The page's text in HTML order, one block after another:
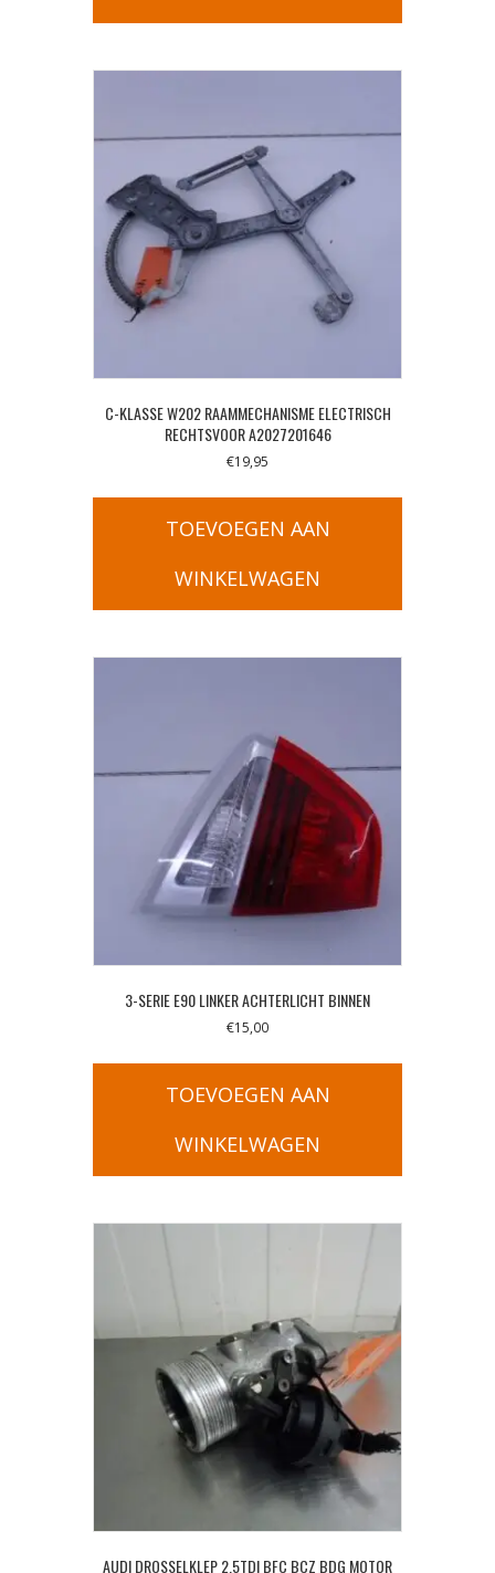
C-KLASSE W202 RAAMMECHANISME ELECTRISCH
RECHTSVOOR A2027201646
€19,95
TOEVOEGEN AAN
WINKELWAGEN
3-SERIE E90 LINKER ACHTERLICHT BINNEN
€15,00
TOEVOEGEN AAN
WINKELWAGEN
AUDI DROSSELKLEP 2.5TDI BFC BCZ BDG MOTOR